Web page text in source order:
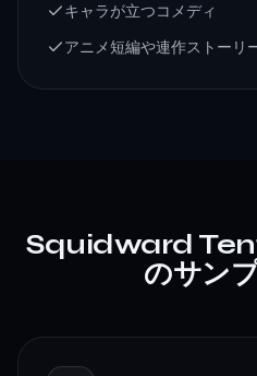
キャラが立つコメディ
アニメ短編や連作ストーリ
Squidward
のサン